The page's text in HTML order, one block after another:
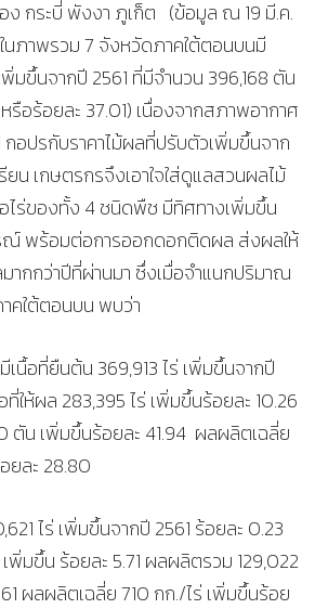
ง กระบี่ พังงา ภูเก็ต (ข้อมูล ณ 19 มี.ค.
ภาพรวม 7 จังหวัดภาคใต้ตอนบนมี
มขึ้นจากปี 2561 ที่มีจำนวน 396,168 ตัน
รือร้อยละ 37.01) เนื่องจากสภาพอากาศ
อปรกับราคาไม้ผลที่ปรับตัวเพิ่มขึ้นจาก
ยน เกษตรกรจึงเอาใจใส่ดูแลสวนผลไม้
ไร่ของทั้ง 4 ชนิดพืช มีทิศทางเพิ่มขึ้น
พร้อมต่อการออกดอกติดผล ส่งผลให้
กกว่าปีที่ผ่านมา ซึ่งเมื่อจำแนกปริมาณ
คใต้ตอนบน พบว่า
นื้อที่ยืนต้น 369,913 ไร่ เพิ่มขึ้นจากปี
ที่ให้ผล 283,395 ไร่ เพิ่มขึ้นร้อยละ 10.26
ตัน เพิ่มขึ้นร้อยละ 41.94 ผลผลิตเฉลี่ย
ยละ 28.80
ไร่ เพิ่มขึ้นจากปี 2561 ร้อยละ 0.23
เพิ่มขึ้น ร้อยละ 5.71 ผลผลิตรวม 129,022
ผลผลิตเฉลี่ย 710 กก./ไร่ เพิ่มขึ้นร้อย